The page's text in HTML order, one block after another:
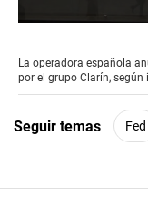
of
52
seconds
La operadora española
por el grupo Clarín, según
Seguir temas Fed